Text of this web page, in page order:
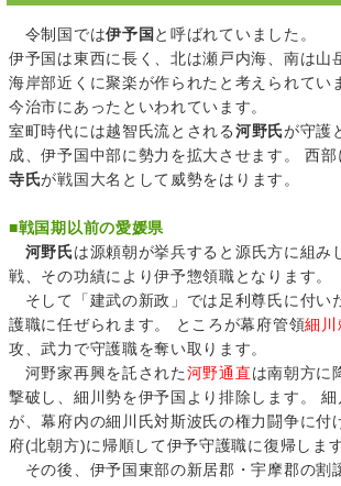
令制国では伊予国 と呼ばれていました。
伊予国は東西に長く、北は瀬戸内海、南は山
海岸部近くに聚楽が作られたと考えられてい
今治市にあったといわれています。
室町時代には越智氏流とされる河野氏が守護
成、伊予国中部に勢力を拡大させます。 西部
寺氏が戦国大名として威勢をはります。
■戦国期以前の愛媛県
河野氏は源頼朝が挙兵すると源氏方に組み
戦、その功績により伊予惣領職となります。
そして「建武の新政」では足利尊氏に付い
護職に任ぜられます。 ところが幕府管領細川
攻、武力で守護職を奪い取ります。
河野家再興を託された河野通直は南朝方に
撃破し、細川勢を伊予国より排除します。
が、幕府内の細川氏対斯波氏の権力闘争に付
府(北朝方)に帰順して伊予守護職に復帰します
その後、伊予国東部の新居郡・宇摩郡の割